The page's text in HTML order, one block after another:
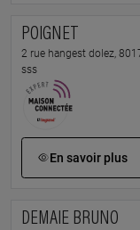
POIGNET
2 rue hangest dolez,
sss
En savoir plus
DEMAIE BRUNO